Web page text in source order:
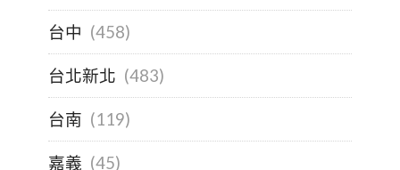
台中 (458)
台北新北 (483)
台南 (119)
嘉義 (45)